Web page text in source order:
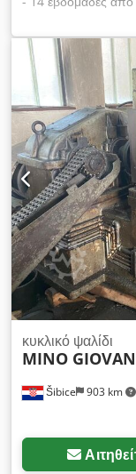
Τουρκία Τιμή:
mm Βάθος
3000 mm
Smvopfx Abfjck
κύκλου: 250 /
μαχαιριού: 300 mm
σύσφιξη
σύστημα
κοπές Εξοπλισμός
(τιμές κατόπιν
Συσκευή
Šibice 903 km
κυκλικό ψαλίδι
MINO